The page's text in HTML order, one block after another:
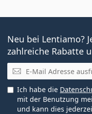
Neu bei Lentiamo?
zahlreiche Rabatte
E-Mail
Ich habe die
mit der Benutzung
und kann dies